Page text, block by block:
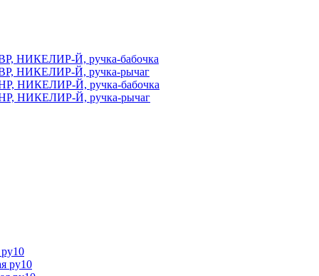
НИКЕЛИР-Й, ручка-бабочка
НИКЕЛИР-Й, ручка-рычаг
НИКЕЛИР-Й, ручка-бабочка
НИКЕЛИР-Й, ручка-рычаг
ру10